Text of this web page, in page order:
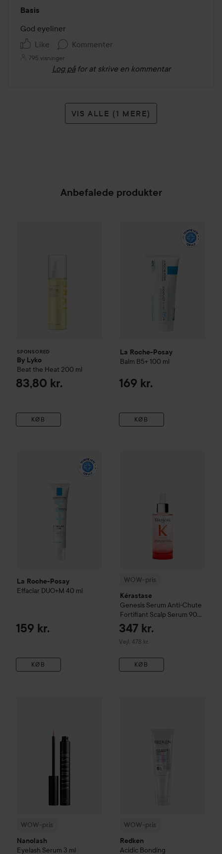
3
ud
af
5
Basis
God eyeliner
Like
Kommenter
795 visninger
Log på for at skrive en kommentar
VIS ALLE (1 MERE)
Anbefalede produkter
SPONSORED
By Lyko
Beat the Heat 200 ml
83,80 kr.
KØB
La Roche-Posay
Balm B5+ 100 ml
169 kr.
KØB
La Roche-Posay
Effaclar DUO+M 40 ml
159 kr.
KØB
WOW-pris
Kérastase
Genesis Serum Anti-Chute
Fortifiant Scalp Serum90
ml
347 kr.
Vejl. 478 kr.
Vejledende pris 478 kr.
KØB
WOW-pris
Nanolash
Eyelash Serum 3 ml
WOW-pris
Redken
Acidic Bonding